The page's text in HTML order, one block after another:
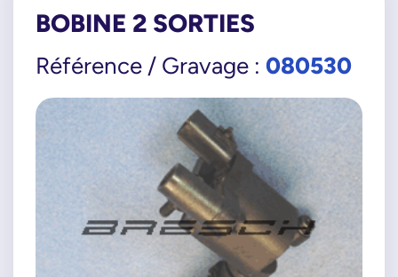
BOBINE 2 SORTIES
Référence / Gravage : 080530